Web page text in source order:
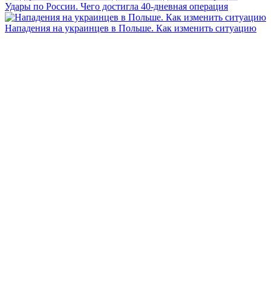
Удары по России. Чего достигла 40-дневная операция
Нападения на украинцев в Польше. Как изменить ситуацию